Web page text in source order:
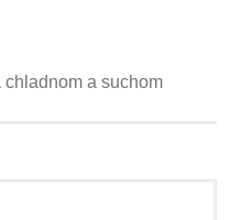
a suchom